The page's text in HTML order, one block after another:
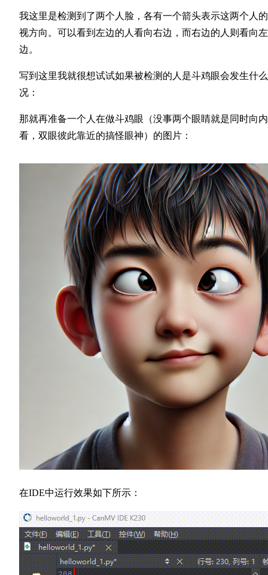
我这里是检测到了两个人脸，各有一个箭头表示这两个人
视方向。可以看到左边的人看向右边，而右边的人则看向左
边。
写到这里我就很想试试如果被检测的人是斗鸡眼会发生什
况：
那就再准备一个人在做斗鸡眼（没事两个眼睛就是同时向内
看，双眼彼此靠近的搞怪眼神）的图片：
在IDE中运行效果如下所示：